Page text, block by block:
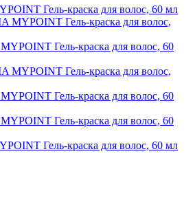
Гель-краска для волос, 60 мл
Гель-краска для волос, 60
Гель-краска для волос, 60
Гель-краска для волос, 60 мл